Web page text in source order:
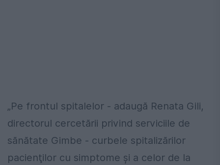
„Pe frontul spitalelor - adaugă Renata Gili,
directorul cercetării privind serviciile de
sănătate Gimbe - curbele spitalizărilor
pacienţilor cu simptome și a celor de la